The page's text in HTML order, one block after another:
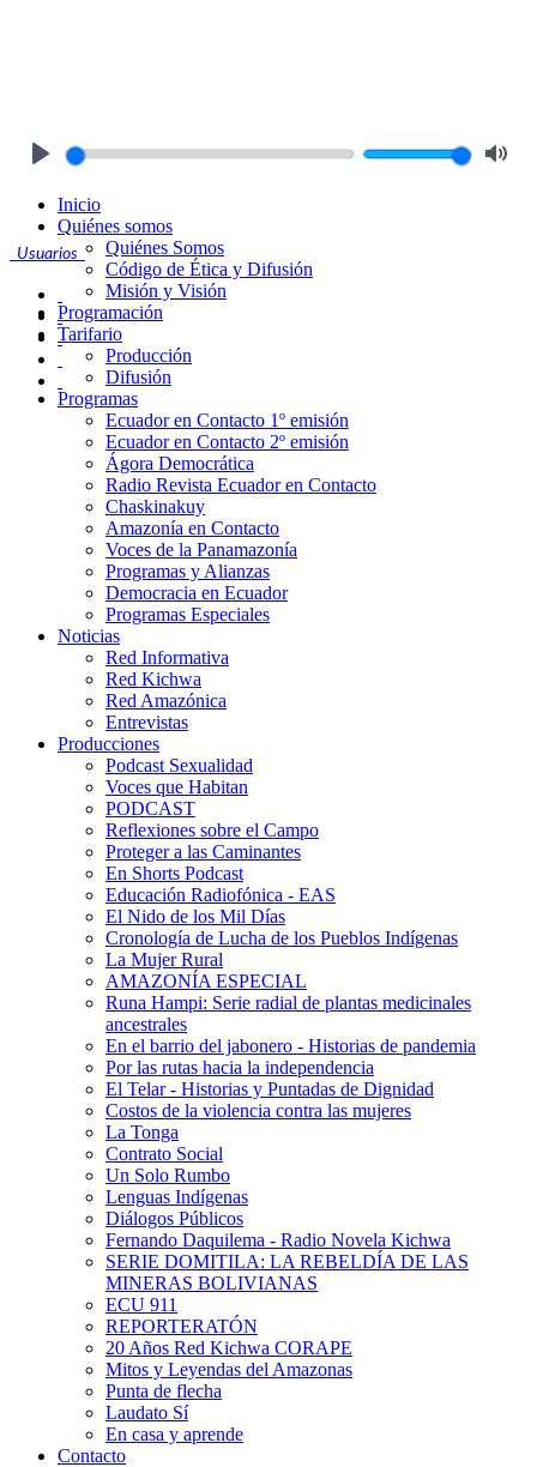
Usuarios
Inicio
Quiénes somos
Quiénes Somos
Código de Ética y Difusión
Misión y Visión
Programación
Tarifario
Producción
Difusión
Programas
Ecuador en Contacto 1º emisión
Ecuador en Contacto 2º emisión
Ágora Democrática
Radio Revista Ecuador en Contacto
Chaskinakuy
Amazonía en Contacto
Voces de la Panamazonía
Programas y Alianzas
Democracia en Ecuador
Programas Especiales
Noticias
Red Informativa
Red Kichwa
Red Amazónica
Entrevistas
Producciones
Podcast Sexualidad
Voces que Habitan
PODCAST
Reflexiones sobre el Campo
Proteger a las Caminantes
En Shorts Podcast
Educación Radiofónica - EAS
El Nido de los Mil Días
Cronología de Lucha de los Pueblos Indígenas
La Mujer Rural
AMAZONÍA ESPECIAL
Runa Hampi: Serie radial de plantas medicinales
ancestrales
En el barrio del jabonero - Historias de pandemia
Por las rutas hacia la independencia
El Telar - Historias y Puntadas de Dignidad
Costos de la violencia contra las mujeres
La Tonga
Contrato Social
Un Solo Rumbo
Lenguas Indígenas
Diálogos Públicos
Fernando Daquilema - Radio Novela Kichwa
SERIE DOMITILA: LA REBELDÍA DE LAS
MINERAS BOLIVIANAS
ECU 911
REPORTERATÓN
20 Años Red Kichwa CORAPE
Mitos y Leyendas del Amazonas
Punta de flecha
Laudato Sí
En casa y aprende
Contacto